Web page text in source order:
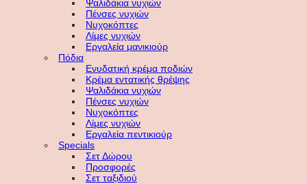
Ψαλιδάκια νυχιών
Πένσες νυχιών
Νυχοκόπτες
Λίμες νυχιών
Εργαλεία μανικιούρ
Πόδια
Ενυδατική κρέμα ποδιών
Κρέμα εντατικής θρέψης
Ψαλιδάκια νυχιών
Πένσες νυχιών
Νυχοκόπτες
Λίμες νυχιών
Εργαλεία πεντικιούρ
Specials
Σετ Δώρου
Προσφορές
Σετ ταξιδιού